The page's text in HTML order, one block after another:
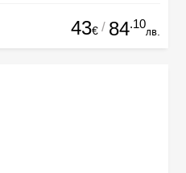
43€ / 84.10
лв.